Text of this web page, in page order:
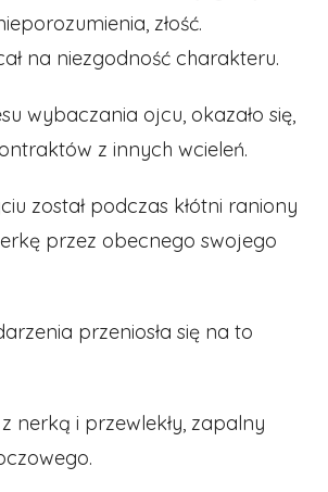
złość.
na niezgodność charakteru.
wybaczania ojcu, okazało się,
z innych wcieleń.
został podczas kłótni raniony
przez obecnego swojego
przeniosła się na to
nerką i przewlekły, zapalny